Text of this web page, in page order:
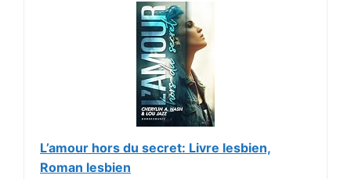
L’amour hors du secret: Livre lesbien,
Roman lesbien